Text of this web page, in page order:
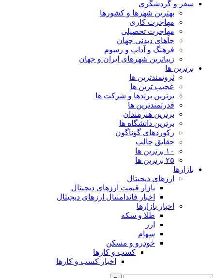
سفر و گردشگری
بهترین شهرها و کشورها
مهاجرت کاری
مهاجرت تحصیلی
جاهای دیدنی جهان
فرهنگ و آداب و رسوم
زیباترین شهرهای ایران و جهان
برترین ها
ثروتمندترین ها
عجیب ترین ها
برترین برندها و شرکت ها
قدرتمندترین ها
برترین هنرمندان
برترین دانشگاه ها
رکوردهای گوناگون
حقایق جالب
۱۰ برترین ها
۲۵ برترین ها
بازارها
ارزهای دیجیتال
بازار قیمت ارزهای دیجیتال
اخبار فاندامنتال ارزهای دیجیتال
اخبار بازارها
طلا و سکه
ارز
سهام
خودرو و مسکن
کسب و کارها
اخبار کسب و کارها